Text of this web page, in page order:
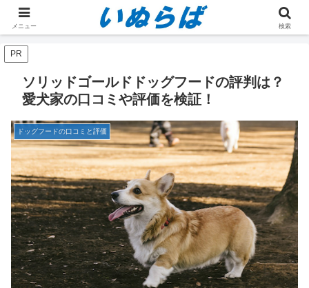
ドッグフードの口コミと評価
PR
ソリッドゴールドドッグフードの評判は？
愛犬家の口コミや評価を検証！
ドッグフードの口コミと評価
メニュー 検索